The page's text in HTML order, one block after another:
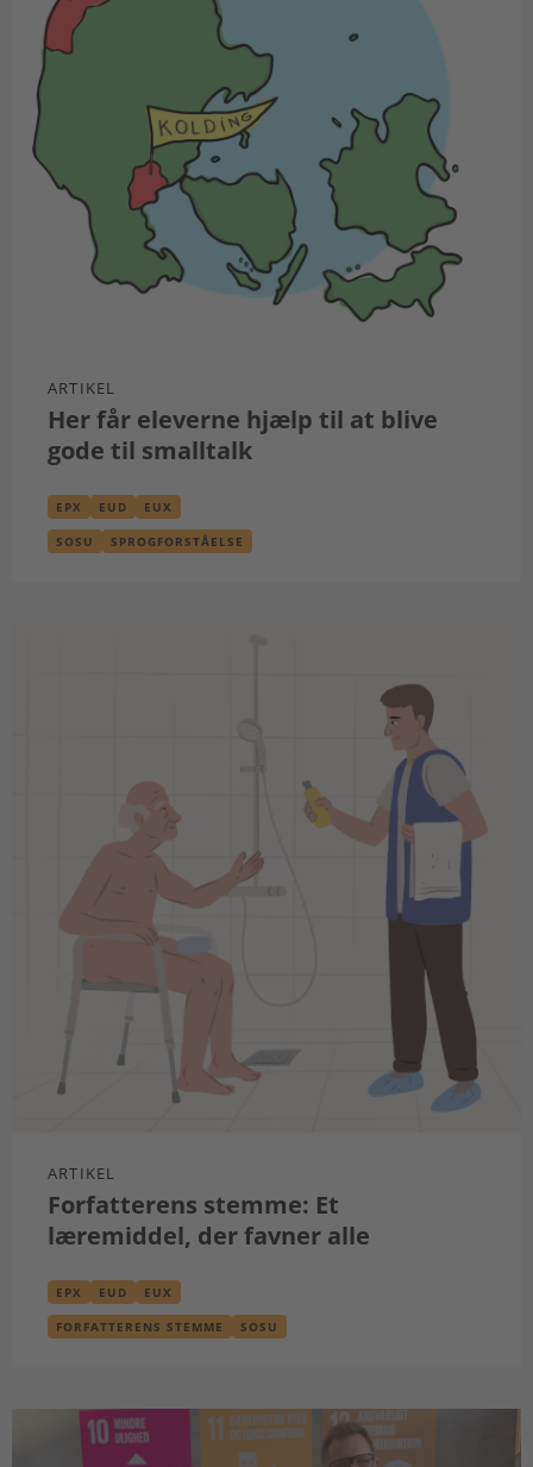
ARTIKEL
Her får eleverne hjælp til at blive
gode til smalltalk
EPX EUD EUX
SOSU SPROGFORSTÅELSE
ARTIKEL
Forfatterens stemme: Et
læremiddel, der favner alle
EPX EUD EUX
FORFATTERENS STEMME SOSU